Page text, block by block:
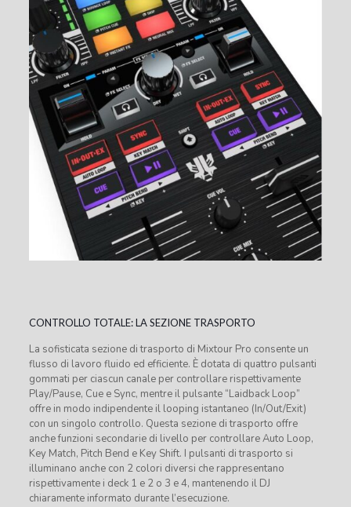
CONTROLLO TOTALE: LA SEZIONE TRASPORTO
La sofisticata sezione di trasporto di Mixtour Pro consente un
flusso di lavoro fluido ed efficiente. È dotata di quattro pulsanti
gommati per ciascun canale per controllare rispettivamente
Play/Pause, Cue e Sync, mentre il pulsante “Laidback Loop”
offre in modo indipendente il looping istantaneo (In/Out/Exit)
con un singolo controllo. Questa sezione di trasporto offre
anche funzioni secondarie di livello per controllare Auto Loop,
Key Match, Pitch Bend e Key Shift. I pulsanti di trasporto si
illuminano anche con 2 colori diversi che rappresentano
rispettivamente i deck 1 e 2 o 3 e 4, mantenendo il DJ
chiaramente informato durante l’esecuzione.